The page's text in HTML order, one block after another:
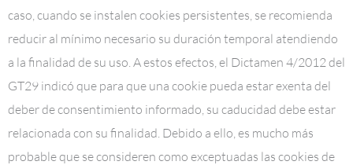
caso, cuando se instalen cookies persistentes, se recomienda
reducir al mínimo necesario su duración temporal atendiendo
a la finalidad de su uso. A estos efectos, el Dictamen 4/2012 del
GT29 indicó que para que una cookie pueda estar exenta del
deber de consentimiento informado, su caducidad debe estar
relacionada con su finalidad. Debido a ello, es mucho más
probable que se consideren como exceptuadas las cookies de